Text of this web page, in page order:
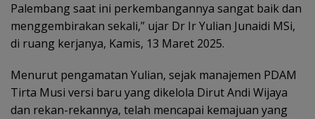
Palembang saat ini perkembangannya sangat baik dan
menggembirakan sekali,” ujar Dr Ir Yulian Junaidi MSi,
di ruang kerjanya, Kamis, 13 Maret 2025.
Menurut pengamatan Yulian, sejak manajemen PDAM
Tirta Musi versi baru yang dikelola Dirut Andi Wijaya
dan rekan-rekannya, telah mencapai kemajuan yang